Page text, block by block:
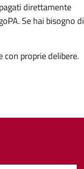
direttamente
Se hai bisogno di
proprie delibere.